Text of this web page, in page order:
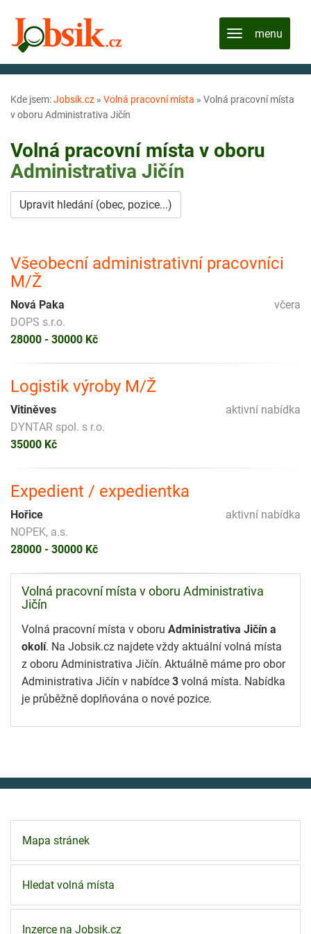
Kde jsem:Jobsik.cz » Volná pracovní místa » Volná pracovní místa
v oboru Administrativa Jičín
Volná pracovní místa v oboru
Administrativa Jičín
Upravit hledání (obec, pozice...)
Všeobecní administrativní pracovníci
M/Ž
včera
Nová Paka
DOPS s.r.o.
28000 - 30000 Kč
Logistik výroby M/Ž
aktivní nabídka
Vitiněves
DYNTAR spol. s r.o.
35000 Kč
Expedient / expedientka
aktivní nabídka
Hořice
NOPEK, a.s.
28000 - 30000 Kč
Volná pracovní místa v oboru Administrativa
Jičín
Volná pracovní místa v oboru Administrativa Jičín a
okolí. Na Jobsik.cz najdete vždy aktuální volná místa
z oboru Administrativa Jičín. Aktuálně máme pro obor
Administrativa Jičín v nabídce 3 volná místa. Nabídka
je průběžně doplňována o nové pozice.
Mapa stránek
Hledat volná místa
Inzerce na Jobsik.cz